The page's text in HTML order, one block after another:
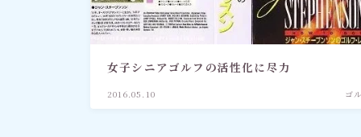
社会情勢
おすすめ記事
女子シニアゴルフの活性化に尽力
2016.05.10 ゴ